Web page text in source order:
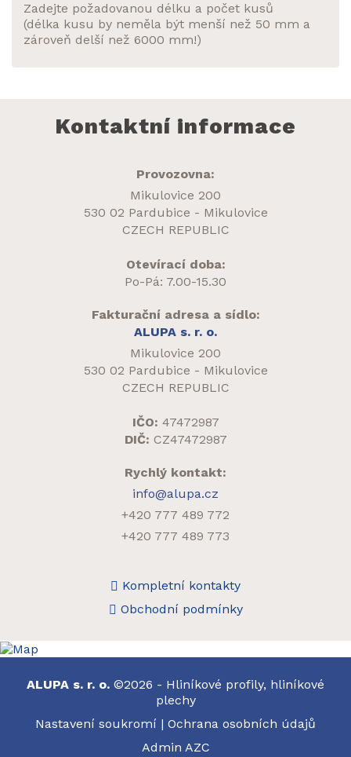
Zadejte požadovanou délku a počet kusů
(délka kusu by neměla být menší než 50 mm a
zároveň delší než 6000 mm!)
Kontaktní informace
Provozovna:
Mikulovice 200
530 02 Pardubice - Mikulovice
CZECH REPUBLIC
Otevírací doba:
Po-Pá: 7.00-15.30
Fakturační adresa a sídlo:
ALUPA s. r. o.
Mikulovice 200
530 02 Pardubice - Mikulovice
CZECH REPUBLIC
IČO: 47472987
DIČ: CZ47472987
Rychlý kontakt:
info@alupa.cz
+420 777 489 772
+420 777 489 773
Kompletní kontakty
Obchodní podmínky
ALUPA s. r. o. ©2026 - Hliníkové profily, hliníkové
plechy
Nastavení soukromí | Ochrana osobních údajů
Admin AZC